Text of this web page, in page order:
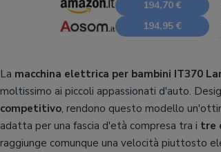
194,70 €
194,95 €
La macchina elettrica per bambini IT370
moltissimo ai piccoli appassionati d'auto.
competitivo, rendono questo modello
adatta per una fascia d'età compresa tra i tre
raggiunge comunque una velocità piuttosto